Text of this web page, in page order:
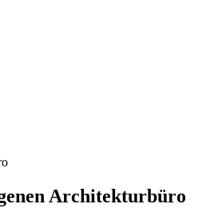
Architekturbüro